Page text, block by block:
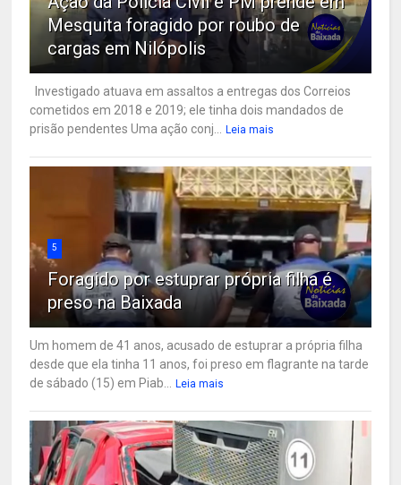
Mesquita foragido por roubo de
cargas em Nilópolis
Investigado atuava em assaltos a entregas dos Correios
cometidos em 2018 e 2019; ele tinha dois mandados de
prisão pendentes Uma ação conj...
Leia mais
5
Foragido por estuprar própria filha é
preso na Baixada
Um homem de 41 anos, acusado de estuprar a própria filha
desde que ela tinha 11 anos, foi preso em flagrante na tarde
de sábado (15) em Piab...
Leia mais